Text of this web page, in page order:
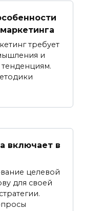
требует
и
включает в
целевой
для своей